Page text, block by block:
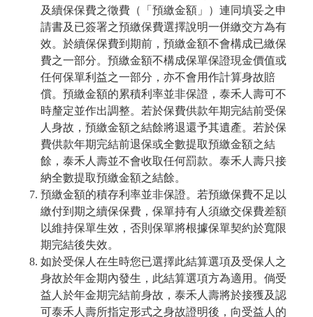
及續保保費之徵費（「預繳金額」）連同填妥之申
請書及已簽署之預繳保費選擇說明一併繳交方為有
效。於續保保費到期前，預繳金額不會構成已繳保
費之一部分。預繳金額不構成保單保證現金價值或
任何保單利益之一部分，亦不會用作計算身故賠
償。預繳金額的累積利率並非保證，泰禾人壽可不
時釐定並作出調整。若於保費供款年期完結前受保
人身故，預繳金額之結餘將退還予其遺產。若於保
費供款年期完結前退保或全數提取預繳金額之結
餘，泰禾人壽並不會收取任何罰款。泰禾人壽只接
納全數提取預繳金額之結餘。
預繳金額的積存利率並非保證。若預繳保費不足以
繳付到期之續保保費，保單持有人須繳交保費差額
以維持保單生效，否則保單將根據保單契約於寬限
期完結後失效。
如於受保人在生時您已選擇此結算選項及受保人之
身故於年金期內發生，此結算選項方為適用。倘受
益人於年金期完結前身故，泰禾人壽將於接獲及認
可泰禾人壽所指定形式之身故證明後，向受益人的